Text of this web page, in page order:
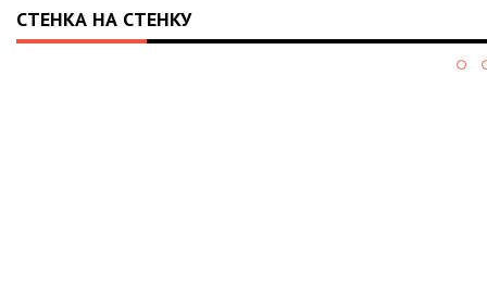
СТЕНКА НА СТЕНКУ